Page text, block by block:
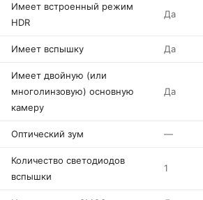
Имеет встроенный режим
HDR
Да
Имеет вспышку Да
Имеет двойную (или
многолинзовую) основную
камеру
Да
Оптический зум —
Количество светодиодов
вспышки
1